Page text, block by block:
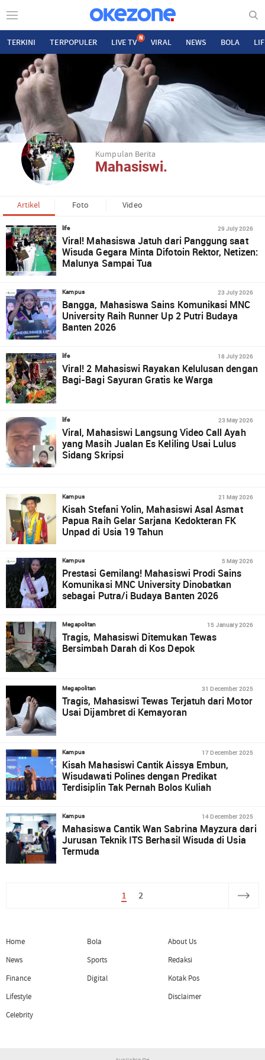
TERKINI TERPOPULER LIVE TV N VIRAL NEWS BOLA
Kumpulan Berita
Mahasiswi.
Artikel Foto Video
life 29 July 2026
Viral! Mahasiswa Jatuh dari Panggung saat
Wisuda Gegara Minta Difotoin Rektor, Netizen:
Malunya Sampai Tua
Kampus 23 July 2026
Bangga, Mahasiswa Sains Komunikasi MNC
University Raih Runner Up 2 Putri Budaya
Banten 2026
life 18 July 2026
Viral! 2 Mahasiswi Rayakan Kelulusan dengan
Bagi-Bagi Sayuran Gratis ke Warga
life 23 May 2026
Viral, Mahasiswi Langsung Video Call Ayah
yang Masih Jualan Es Keliling Usai Lulus
Sidang Skripsi
Kampus 21 May 2026
Kisah Stefani Yolin, Mahasiswi Asal Asmat
Papua Raih Gelar Sarjana Kedokteran FK
Unpad di Usia 19 Tahun
Kampus 5 May 2026
Prestasi Gemilang! Mahasiswi Prodi Sains
Komunikasi MNC University Dinobatkan
sebagai Putra/i Budaya Banten 2026
Megapolitan 15 January 2026
Tragis, Mahasiswi Ditemukan Tewas
Bersimbah Darah di Kos Depok
Megapolitan 31 December 2025
Tragis, Mahasiswi Tewas Terjatuh dari Motor
Usai Dijambret di Kemayoran
Kampus 17 December 2025
Kisah Mahasiswi Cantik Aissya Embun,
Wisudawati Polines dengan Predikat
Terdisiplin Tak Pernah Bolos Kuliah
Kampus 14 December 2025
Mahasiswa Cantik Wan Sabrina Mayzura dari
Jurusan Teknik ITS Berhasil Wisuda di Usia
Termuda
1 2
Home
News
Finance
Lifestyle
Celebrity
Bola
Sports
Digital
About Us
Redaksi
Kotak Pos
Disclaimer